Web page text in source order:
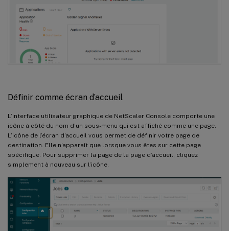
Définir comme écran d’accueil
L’interface utilisateur graphique de NetScaler Console comporte une
icône à côté du nom d’un sous-menu qui est affiché comme une page.
L’icône de l’écran d’accueil vous permet de définir votre page de
destination. Elle n’apparaît que lorsque vous êtes sur cette page
spécifique. Pour supprimer la page de la page d’accueil, cliquez
simplement à nouveau sur l’icône.